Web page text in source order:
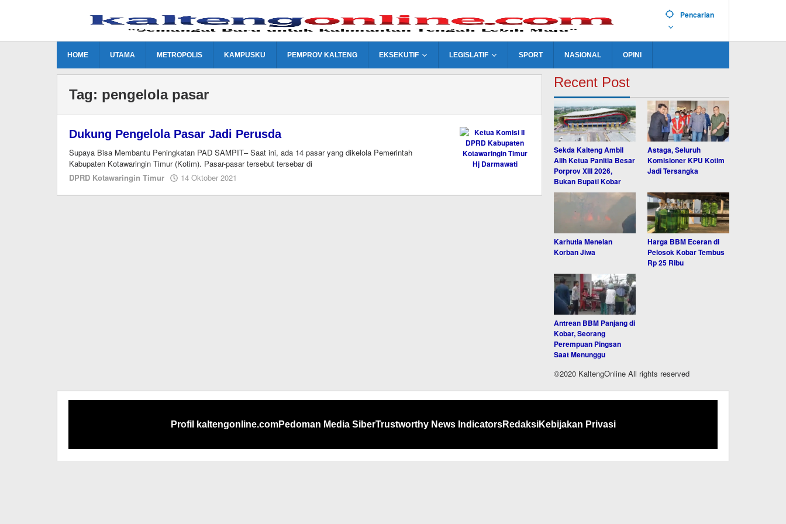
Pencarian
HOME UTAMA METROPOLIS KAMPUSKU PEMPROV KALTENG EKSEKUTIF LEGISLATIF SPORT NASIONAL OPINI
Tag: pengelola pasar
Dukung Pengelola Pasar Jadi Perusda
Supaya Bisa Membantu Peningkatan PAD SAMPIT– Saat ini, ada 14 pasar yang dikelola Pemerintah
Kabupaten Kotawaringin Timur (Kotim). Pasar-pasar tersebut tersebar di
DPRD Kotawaringin Timur
14 Oktober 2021
Recent Post
Sekda Kalteng Ambil
Alih Ketua Panitia Besar
Porprov XIII 2026,
Bukan Bupati Kobar
Astaga, Seluruh
Komisioner KPU Kotim
Jadi Tersangka
Karhutla Menelan
Korban Jiwa
Harga BBM Eceran di
Pelosok Kobar Tembus
Rp 25 Ribu
Antrean BBM Panjang di
Kobar, Seorang
Perempuan Pingsan
Saat Menunggu
©2020 KaltengOnline All rights reserved
Profil kaltengonline.comPedoman Media SiberTrustworthy News IndicatorsRedaksiKebijakan Privasi